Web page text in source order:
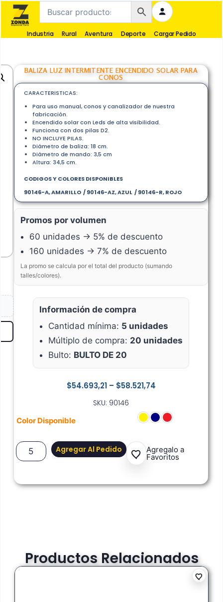
Industria Rural Aventura Deporte Cargar Pedido
BALIZA LUZ INTERMITENTE ENCENDIDO SOLAR PARA
CONOS
$54.693,21 – $58.521,74
CARACTERISTICAS:
Para uso manual, conos y canalizador de nuestra
fabricación.
Encendido solar con Leds de alta visibilidad.
Funciona con dos pilas D2.
NO INCLUYE PILAS.
Diámetro de baliza: 18 cm.
Diámetro de mando: 3,5 cm
Altura: 34,5 cm.
CODIGOS Y COLORES DISPONIBLES
90146-A, AMARILLO / 90146-AZ, AZUL / 90146-R, ROJO
SKU: 90146
Color Disponible
Agregar Al Pedido Agregalo a
Favoritos
Promos por volumen
60 unidades → 5% de descuento
160 unidades → 7% de descuento
La promo se calcula por el total del producto (sumando
talles/colores).
Información de compra
Cantidad mínima: 5 unidades
Múltiplo de compra: 20 unidades
Bulto: BULTO DE 20
Productos Relacionados